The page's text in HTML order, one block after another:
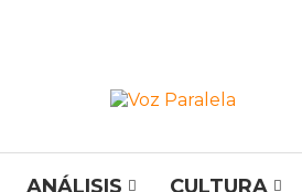
ANÁLISIS CULTURA